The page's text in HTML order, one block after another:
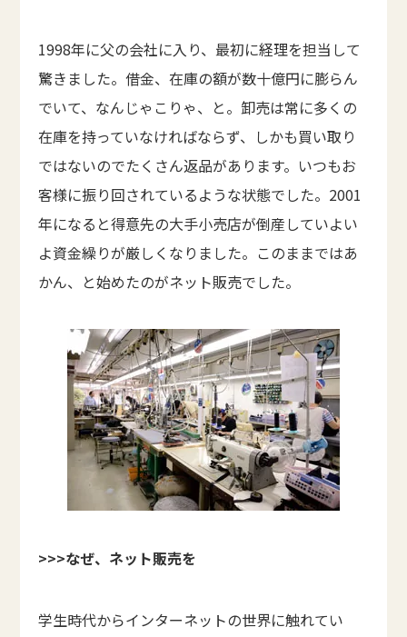
1998年に父の会社に入り、最初に経理を担当して
驚きました。借金、在庫の額が数十億円に膨らん
でいて、なんじゃこりゃ、と。卸売は常に多くの
在庫を持っていなければならず、しかも買い取り
ではないのでたくさん返品があります。いつもお
客様に振り回されているような状態でした。2001
年になると得意先の大手小売店が倒産していよい
よ資金繰りが厳しくなりました。このままではあ
かん、と始めたのがネット販売でした。
>>>なぜ、ネット販売を
学生時代からインターネットの世界に触れてい